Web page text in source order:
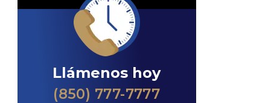
Llámenos hoy
(850) 777-7777